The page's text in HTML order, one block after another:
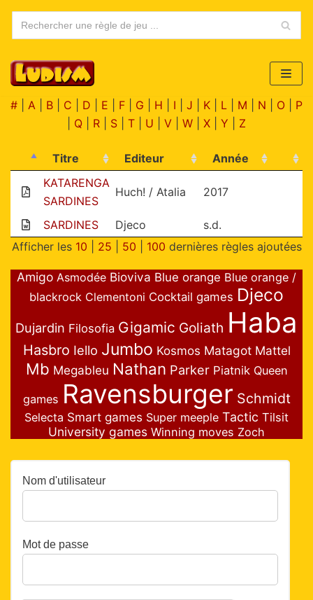
Aller
au
contenu
# A B C D E F G H I J K L M N O
P
Q R S T U V W X Y Z
Titre Editeur
Année
KATARENGA
SARDINES
Huch! / Atalia 2017
SARDINES Djeco
s.d.
Afficher les 10 25 50 100 dernières règles ajoutées
Amigo Asmodée Bioviva Blue orange Blue orange /
blackrock Clementoni Cocktail games Djeco
Dujardin Filosofia Gigamic Goliath Haba
Hasbro Iello Jumbo Kosmos Matagot Mattel
Mb Megableu Nathan Parker Piatnik Queen
games Ravensburger Schmidt
Selecta Smart games Super meeple Tactic Tilsit
University games Winning moves Zoch
Nom d'utilisateur
Mot de passe